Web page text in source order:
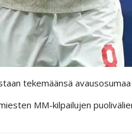
tekemäänsä
MM-kilpailujen